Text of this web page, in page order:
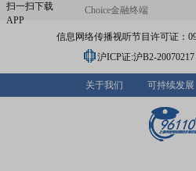
扫一扫下载
APP
Choice金融终端
信息网络传播视听节目许可证：
沪ICP证:沪B2-20070217
关于我们 可持续发展